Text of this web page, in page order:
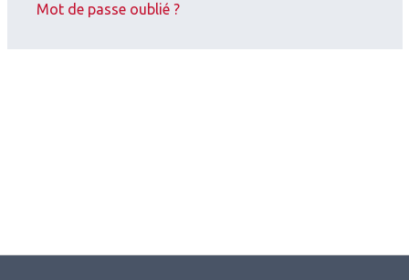
Mot de passe oublié ?